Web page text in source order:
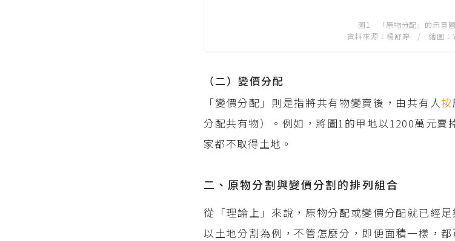
圖1 「原物分配」的示意圖
資料來源：楊舒婷 / 繪圖：
（二）變價分配
「變價分配」則是指將共有物變賣後，由共有人按
分配共有物）。例如，將圖1的甲地以1200萬元賣
家都不取得土地。
二、原物分割與變價分割的排列組合
從「理論上」來說，原物分配或變價分配就已經
以土地分割為例，不管怎麼分，即便面積一樣，